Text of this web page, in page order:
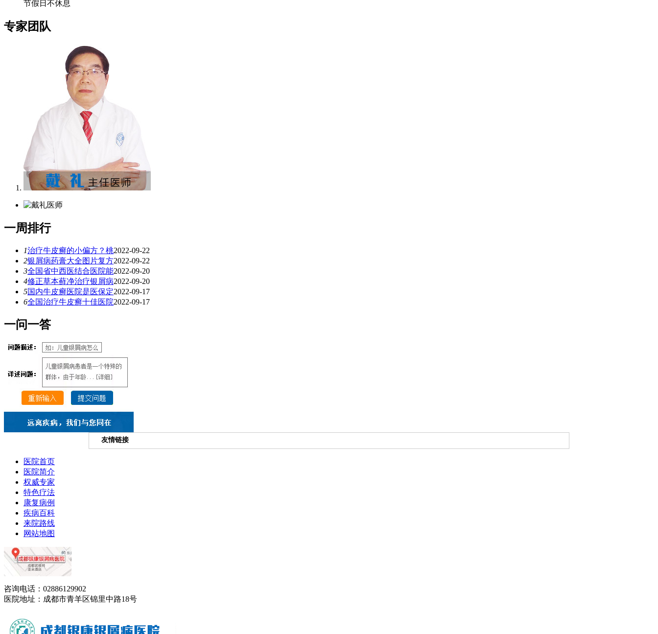
节假日不休息
专家团队
一周排行
1治疗牛皮癣的小偏方？桃2022-09-22
2银屑病药膏大全图片复方2022-09-22
3全国省中西医结合医院能2022-09-20
4修正草本藓净治疗银屑病2022-09-20
5国内牛皮癣医院是医保定2022-09-17
6全国治疗牛皮癣十佳医院2022-09-17
一问一答
友情链接
医院首页
医院简介
权威专家
特色疗法
康复病例
疾病百科
来院路线
网站地图
咨询电话：02886129902
医院地址：成都市青羊区锦里中路18号